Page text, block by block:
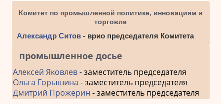
Комитет по промышленной политике, инновациям и
торговле
Александр Ситов- врио председателя Комитета
промышленное досье
Алексей Яковлев- заместитель председателя
Ольга Горышина - заместитель председателя
Дмитрий Прожерин - заместитель председателя